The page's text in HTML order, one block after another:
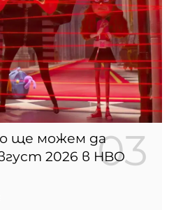
ще можем да
2026 в HBO